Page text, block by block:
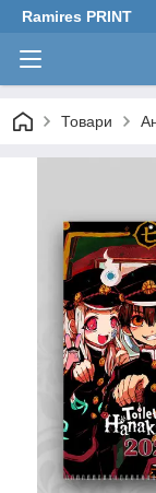
Ramires PRINT
Товари